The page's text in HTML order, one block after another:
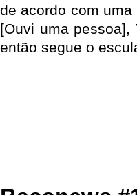
de acordo com
[Ouvi uma pessoa],
então segue o